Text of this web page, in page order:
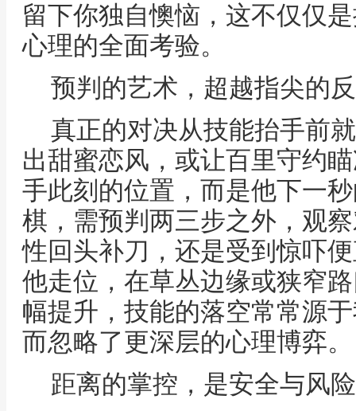
留下你独自懊恼，这不仅仅
心理的全面考验。
预判的艺术，超越指尖的
真正的对决从技能抬手前
出甜蜜恋风，或让百里守约
手此刻的位置，而是他下一
棋，需预判两三步之外，观
性回头补刀，还是受到惊吓
他走位，在草丛边缘或狭窄
幅提升，技能的落空常常源
而忽略了更深层的心理博弈。
距离的掌控，是安全与风